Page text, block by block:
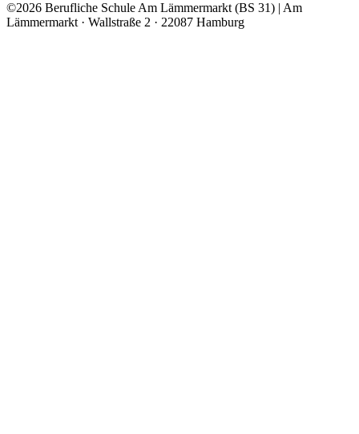
©2026 Berufliche Schule Am Lämmermarkt (BS 31) | Am
Lämmermarkt · Wallstraße 2 · 22087 Hamburg